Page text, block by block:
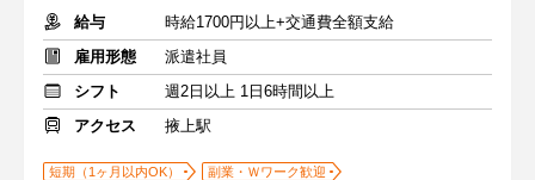
給与
時給1700円以上+交通費全額支給
雇用形態
派遣社員
シフト
週2日以上 1日6時間以上
アクセス
掖上駅
短期（1ヶ月以内OK）
副業・Ｗワーク歓迎